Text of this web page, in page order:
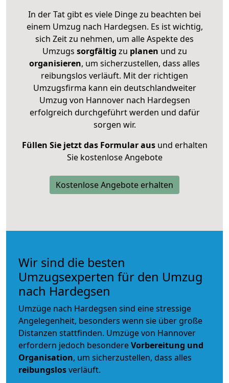
In der Tat gibt es viele Dinge zu beachten bei
einem Umzug nach Hardegsen. Es ist wichtig,
sich Zeit zu nehmen, um alle Aspekte des
Umzugs sorgfältig zu planen und zu
organisieren, um sicherzustellen, dass alles
reibungslos verläuft. Mit der richtigen
Umzugsfirma kann ein deutschlandweiter
Umzug von Hannover nach Hardegsen
erfolgreich durchgeführt werden und dafür
sorgen wir.
Füllen Sie jetzt das Formular ausund erhalten
Sie kostenlose Angebote
Kostenlose Angebote erhalten
Wir sind die besten
Umzugsexperten für den Umzug
nach Hardegsen
Umzüge nach Hardegsen sind eine stressige
Angelegenheit, besonders wenn sie über große
Distanzen stattfinden. Umzüge von Hannover
erfordern jedoch besondereVorbereitung und
Organisation, um sicherzustellen, dass alles
reibungslosverläuft.